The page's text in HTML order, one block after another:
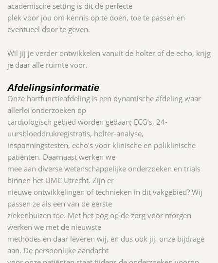
academische setting is dit de perfecte
plek voor jou om kennis op te doen, toe te passen en
eventueel door te geven.
Wil jij je verder ontwikkelen vanuit de holter of de echo, krijg
je daar alle ruimte voor.
Afdelingsinformatie
Onze hartfunctieafdeling is een dynamische afdeling waar
allerlei onderzoeken op
cardiologisch gebied worden gedaan; ECG’s, 24-
uursbloeddrukregistratis, holter-analyse,
inspanningstesten, echo’s voor klinische en poliklinische
patiënten. Daarnaast werken we
mee aan diverse wetenschappelijke onderzoeken en trials
binnen het UMC Utrecht. Zijn er
nieuwe ontwikkelingen of technieken in dit vakgebied? Wij
passen ze als een van de eerste
ziekenhuizen toe. Met het oog op de zorg voor morgen
werken we met de nieuwste
methodes en daar leveren wij, en dus ook jij, onze bijdrage
aan. De persoonlijke aandacht